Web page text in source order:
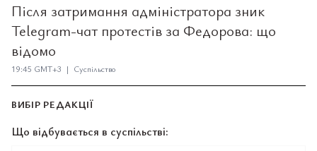
Після затримання адміністратора зник
Telegram-чат протестів за Федорова: що
відомо
19:45 GMT+3 | Суспільство
ВИБІР РЕДАКЦІЇ
Що відбувається в суспільстві: